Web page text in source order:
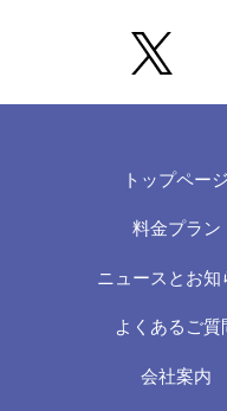
トップページ
料金プラン
ニュースとお知
よくあるご質
会社案内